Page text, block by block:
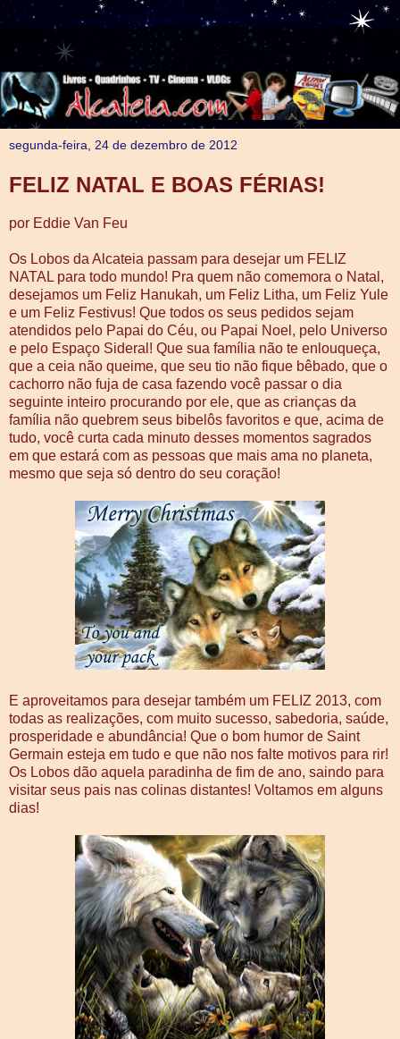
segunda-feira, 24 de dezembro de 2012
FELIZ NATAL E BOAS FÉRIAS!
por Eddie Van Feu
Os Lobos da Alcateia passam para desejar um FELIZ
NATAL para todo mundo! Pra quem não comemora o Natal,
desejamos um Feliz Hanukah, um Feliz Litha, um Feliz Yule
e um Feliz Festivus! Que todos os seus pedidos sejam
atendidos pelo Papai do Céu, ou Papai Noel, pelo Universo
e pelo Espaço Sideral! Que sua família não te enlouqueça,
que a ceia não queime, que seu tio não fique bêbado, que o
cachorro não fuja de casa fazendo você passar o dia
seguinte inteiro procurando por ele, que as crianças da
família não quebrem seus bibelôs favoritos e que, acima de
tudo, você curta cada minuto desses momentos sagrados
em que estará com as pessoas que mais ama no planeta,
mesmo que seja só dentro do seu coração!
E aproveitamos para desejar também um FELIZ 2013, com
todas as realizações, com muito sucesso, sabedoria, saúde,
prosperidade e abundância! Que o bom humor de Saint
Germain esteja em tudo e que não nos falte motivos para rir!
Os Lobos dão aquela paradinha de fim de ano, saindo para
visitar seus pais nas colinas distantes! Voltamos em alguns
dias!